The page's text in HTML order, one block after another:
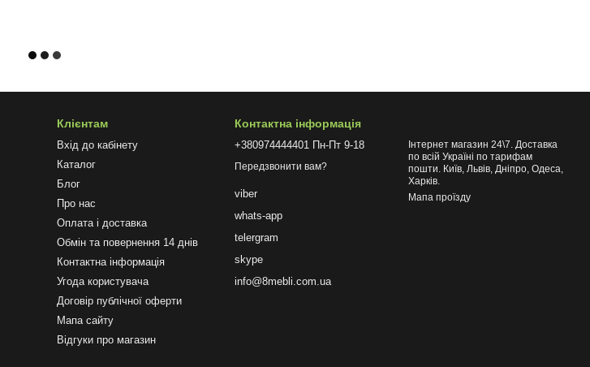
Клієнтам
Вхід до кабінету
Каталог
Блог
Про нас
Оплата і доставка
Обмін та повернення 14 днів
Контактна інформація
Угода користувача
Договір публічної оферти
Мапа сайту
Відгуки про магазин
Контактна інформація
+380974444401 Пн-Пт 9-18
Передзвонити вам?
viber
whats-app
telergram
skype
info@8mebli.com.ua
Інтернет магазин 24\7. Доставка
по всій Україні по тарифам
пошти. Київ, Львів, Дніпро, Одеса,
Харків.
Мапа проїзду